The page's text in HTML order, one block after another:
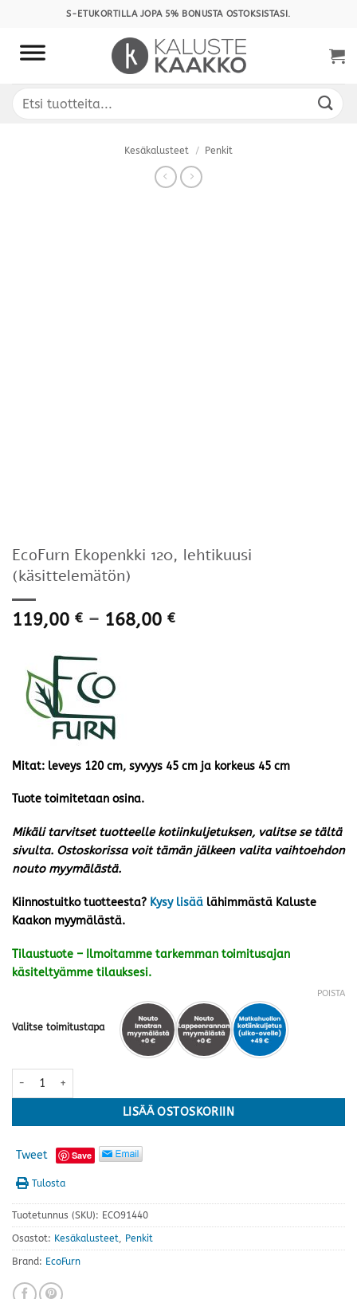
content
S-ETUKORTILLA JOPA 5% BONUSTA OSTOKSISTASI.
Etsi:
Kesäkalusteet / Penkit
EcoFurn Ekopenkki 120, lehtikuusi
(käsittelemätön)
119,00 € – 168,00 €Hintaluokka:
Mitat: leveys 120 cm, syvyys 45 cm ja korkeus 45 cm
Tuote toimitetaan osina.
Mikäli tarvitset tuotteelle kotiinkuljetuksen, valitse se tältä
sivulta. Ostoskorissa voit tämän jälkeen valita vaihtoehdon
nouto myymälästä.
Kiinnostuitko tuotteesta? Kysy lisää lähimmästä Kaluste
Kaakon myymälästä.
Tilaustuote – Ilmoitamme tarkemman toimitusajan
käsiteltyämme tilauksesi.
Valitse toimitustapa
POISTA
EcoFurn Ekopenkki 120, lehtikuusi (käsittelemätön) määrä
LISÄÄ OSTOSKORIIN
Tweet Save
Tulosta
Tuotetunnus (SKU): ECO91440
Osastot: Kesäkalusteet, Penkit
Brand: EcoFurn